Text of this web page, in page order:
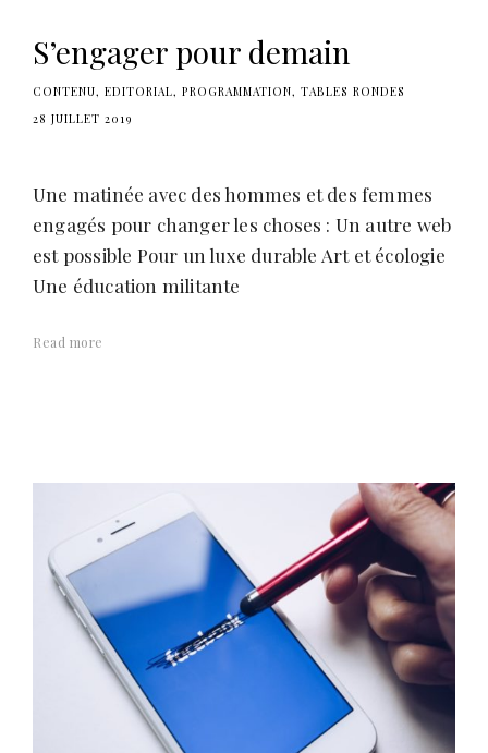
S’engager pour demain
CONTENU EDITORIAL PROGRAMMATION
TABLES RONDES
28 JUILLET 2019
Une matinée avec des hommes et des femmes
engagés pour changer les choses : Un autre web
est possible Pour un luxe durable Art et écologie
Une éducation militante
Read more